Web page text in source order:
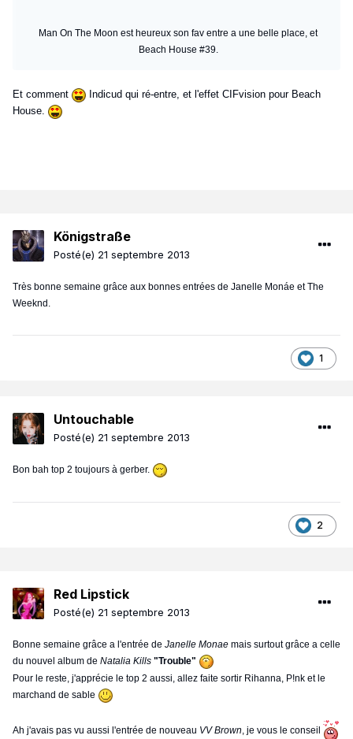
Man On The Moon est heureux son fav entre a une belle place, et
Beach House #39.
Et comment
Indicud qui ré-entre, et l'effet CIFvision pour Beach
House.
Königstraße
Posté(e) 21 septembre 2013
Très bonne semaine grâce aux bonnes entrées de Janelle Monáe et The
Weeknd.
1
Untouchable
Posté(e) 21 septembre 2013
Bon bah top 2 toujours à gerber.
2
Red Lipstick
Posté(e) 21 septembre 2013
Bonne semaine grâce a l'entrée de Janelle Monae mais surtout grâce a celle
du nouvel album de Natalia Kills "Trouble"
Pour le reste, j'apprécie le top 2 aussi, allez faite sortir Rihanna, P!nk et le
marchand de sable
Ah j'avais pas vu aussi l'entrée de nouveau VV Brown , je vous le conseil